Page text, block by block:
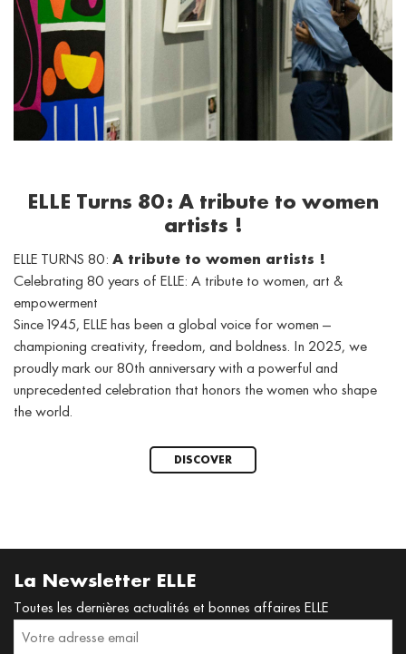
ELLE Turns 80: A tribute to women
artists !
ELLE TURNS 80: A tribute to women artists !
Celebrating 80 years of ELLE: A tribute to women, art &
empowerment
Since 1945, ELLE has been a global voice for women —
championing creativity, freedom, and boldness. In 2025, we
proudly mark our 80th anniversary with a powerful and
unprecedented celebration that honors the women who shape
the world.
DISCOVER
La Newsletter ELLE
Toutes les dernières actualités et bonnes affaires ELLE